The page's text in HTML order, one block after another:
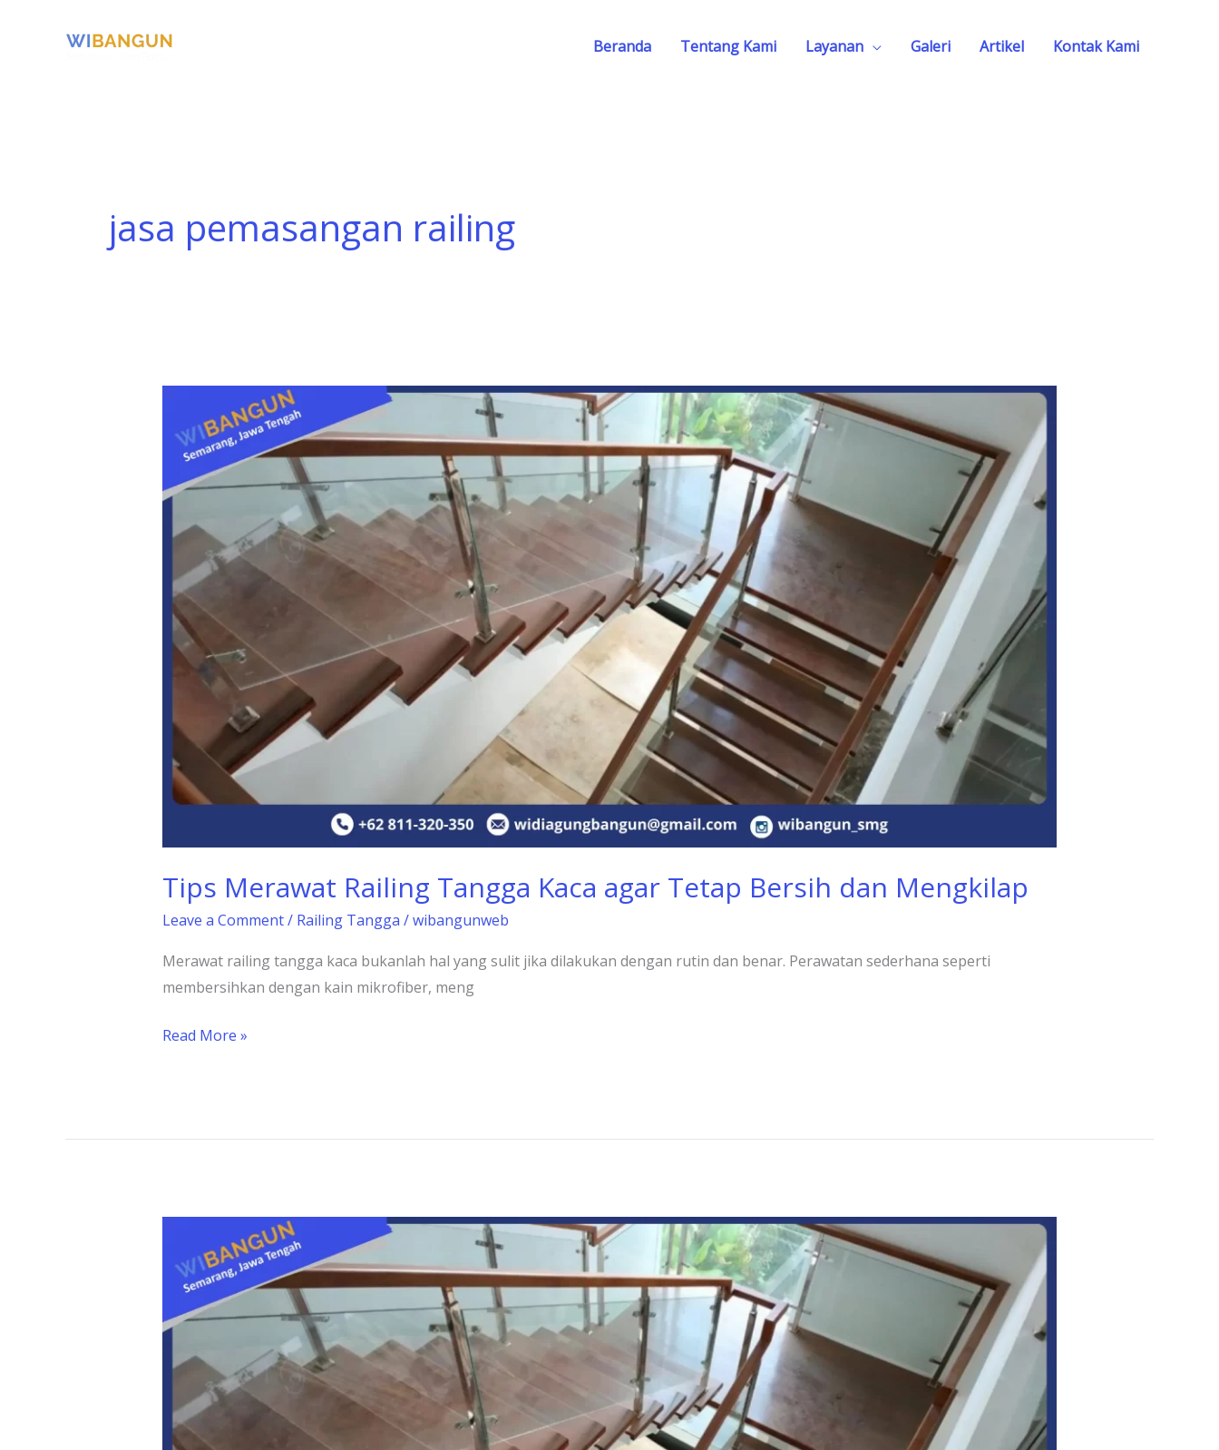
Beranda Tentang Kami Layanan Galeri Artikel Kontak Kami
jasa pemasangan railing
Tips Merawat Railing Tangga Kaca agar Tetap Bersih dan Mengkilap
Leave a Comment/ Railing Tangga /wibangunweb
Merawat railing tangga kaca bukanlah hal yang sulit jika dilakukan dengan rutin dan benar. Perawatan sederhana seperti
membersihkan dengan kain mikrofiber, meng
Merawat
Railing
Tangga
Kaca
agar
Bersih
dan
Mengkilap
Read More »
Railing
Tangga
Kaca:
Tampilan
Mewah
Rumah
Modern